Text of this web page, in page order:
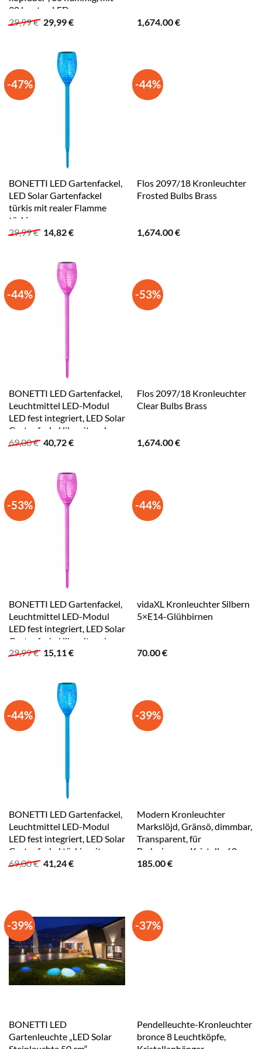
30 bunten LEDs,
Weihnachtsdeko aussen
29,99€ Ursprünglicher
Preis
29,99 €
29,99€Aktueller
29,99 €.
1,674.00€
-47%
BONETTI LED Gartenfackel,
LED Solar Gartenfackel
türkis mit realer Flamme
türkis
29,99€ Ursprünglicher
Preis
29,99 €
14,82€Aktueller
14,82 €.
-44%
Flos 2097/18 Kronleuchter
Frosted Bulbs Brass
1,674.00€
-44%
BONETTI LED Gartenfackel,
Leuchtmittel LED-Modul
LED fest integriert, LED Solar
Gartenfackel lila mit realer
Flamme 3er Set lila
69,00€ Ursprünglicher
69,00 €
40,72€Aktueller
40,72 €.
-53%
Flos 2097/18 Kronleuchter
Clear Bulbs Brass
1,674.00€
-53%
BONETTI LED Gartenfackel,
Leuchtmittel LED-Modul
LED fest integriert, LED Solar
Gartenfackel lila mit realer
Flamme lila
29,99€ Ursprünglicher
29,99 €
15,11€Aktueller
15,11 €.
-44%
vidaXL Kronleuchter Silbern
5×E14-Glühbirnen
70.00€
-44%
BONETTI LED Gartenfackel,
Leuchtmittel LED-Modul
LED fest integriert, LED Solar
Gartenfackel türkis mit
realer Flamme 3er Set türkis
69,00€ Ursprünglicher
Preis
41,24€Aktueller
-39%
Modern Kronleuchter
Markslöjd, Gränsö, dimmbar,
Transparent, für
Badezimmer, Kristall - 60
185.00€
-39%
BONETTI LED
Gartenleuchte „LED Solar
-37%
Pendelleuchte-Kronleuchter
bronce 8 Leuchtköpfe,